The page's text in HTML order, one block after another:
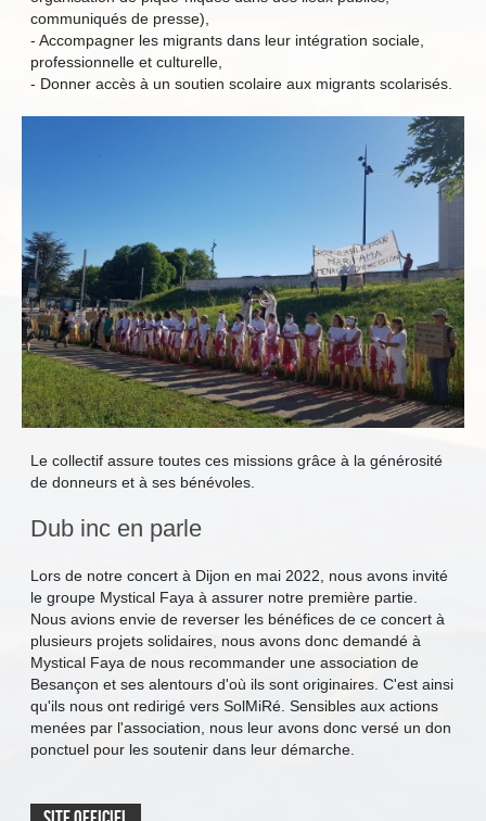
communiqués de presse),
- Accompagner les migrants dans leur intégration sociale,
professionnelle et culturelle,
- Donner accès à un soutien scolaire aux migrants scolarisés.
Le collectif assure toutes ces missions grâce à la générosité
de donneurs et à ses bénévoles.
Dub inc en parle
Lors de notre concert à Dijon en mai 2022, nous avons invité
le groupe Mystical Faya à assurer notre première partie.
Nous avions envie de reverser les bénéfices de ce concert à
plusieurs projets solidaires, nous avons donc demandé à
Mystical Faya de nous recommander une association de
Besançon et ses alentours d'où ils sont originaires. C'est ainsi
qu'ils nous ont redirigé vers SolMiRé. Sensibles aux actions
menées par l'association, nous leur avons donc versé un don
ponctuel pour les soutenir dans leur démarche.